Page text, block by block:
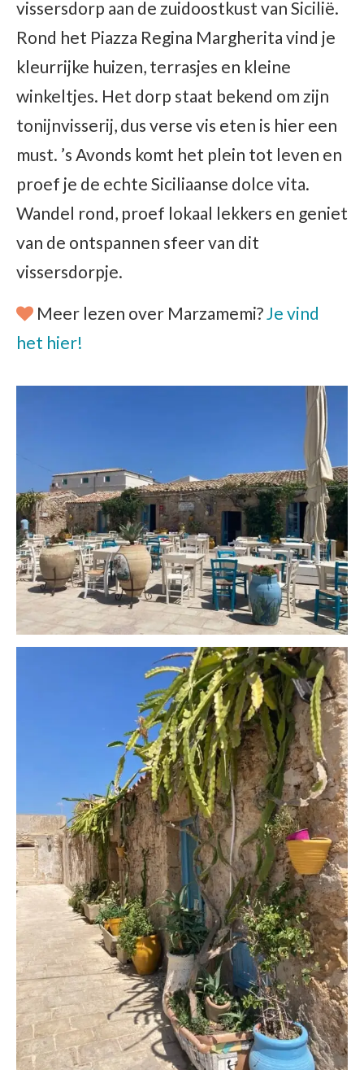
vissersdorp aan de zuidoostkust van Sicilië.
Rond het Piazza Regina Margherita vind je
kleurrijke huizen, terrasjes en kleine
winkeltjes. Het dorp staat bekend om zijn
tonijnvisserij, dus verse vis eten is hier een
must. ’s Avonds komt het plein tot leven en
proef je de echte Siciliaanse dolce vita.
Wandel rond, proef lokaal lekkers en geniet
van de ontspannen sfeer van dit
vissersdorpje.
Meer lezen over Marzamemi?Je vind
het hier!